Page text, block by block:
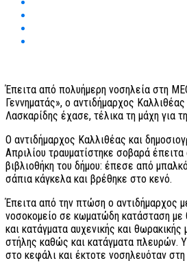
Έπειτα από πολυήμερη νοσηλεία στη
Γεννηματάς», ο αντιδήμαρχος
Λασκαρίδης έχασε, τέλικα τη μάχη για
Ο αντιδήμαρχος Καλλιθέας και
Απριλίου τραυματίστηκε σοβαρά
βιβλιοθήκη του δήμου: έπεσε από
σάπια κάγκελα και βρέθηκε στο κενό.
Έπειτα από την πτώση ο αντιδήμαρχος
νοσοκομείο σε κωματώδη κατάσταση
και κατάγματα αυχενικής και
στήλης καθώς και κατάγματα πλευρών.
στο κεφάλι και έκτοτε νοσηλευόταν στη